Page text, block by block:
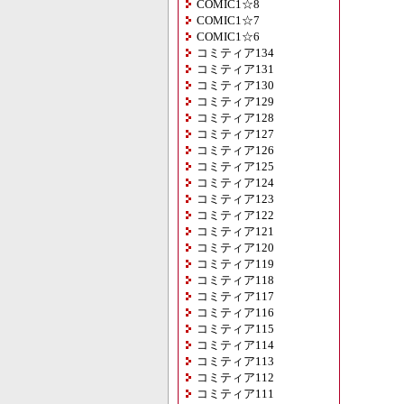
COMIC1☆8
COMIC1☆7
COMIC1☆6
コミティア134
コミティア131
コミティア130
コミティア129
コミティア128
コミティア127
コミティア126
コミティア125
コミティア124
コミティア123
コミティア122
コミティア121
コミティア120
コミティア119
コミティア118
コミティア117
コミティア116
コミティア115
コミティア114
コミティア113
コミティア112
コミティア111